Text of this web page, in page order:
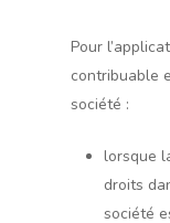
Pour
contribuable
société :
lorsque
droits
société